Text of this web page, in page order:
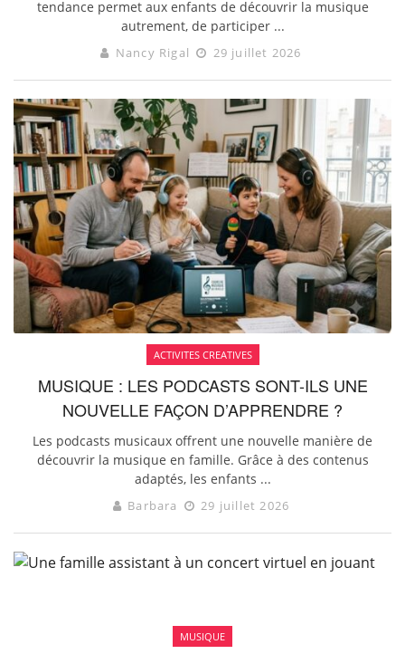
tendance permet aux enfants de découvrir la musique
autrement, de participer ...
Nancy Rigal 29 juillet 2026
ACTIVITES CREATIVES
MUSIQUE : LES PODCASTS SONT-ILS UNE
NOUVELLE FAÇON D’APPRENDRE ?
Les podcasts musicaux offrent une nouvelle manière de
découvrir la musique en famille. Grâce à des contenus
adaptés, les enfants ...
Barbara 29 juillet 2026
MUSIQUE